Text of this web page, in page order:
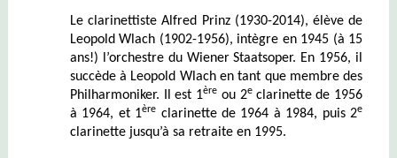
Le clarinettiste Alfred Prinz (1930-2014), élève de
Leopold Wlach (1902-1956), intègre en 1945 (à 15
ans!) l’orchestre du Wiener Staatsoper. En 1956, il
succède à Leopold Wlach en tant que membre des
Philharmoniker. Il est 1ère ou 2e clarinette de 1956
à 1964, et 1ère clarinette de 1964 à 1984, puis 2e
clarinette jusqu’à sa retraite en 1995.